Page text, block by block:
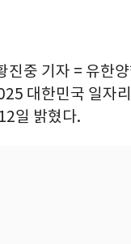
진중 기자 = 유한
대한민국 일자
일 밝혔다.